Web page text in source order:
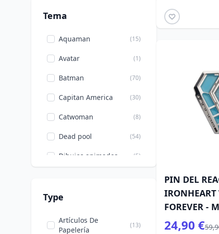
Tema
Aquaman (15)
Avatar (1)
Batman (70)
Capitan America (30)
Catwoman (8)
Dead pool (54)
Dibujos animados (5)
Doctor Strange
Type
Artículos De
Papelería
(13)
PIN DEL
FOREVER -
NEGRA
24,90 €